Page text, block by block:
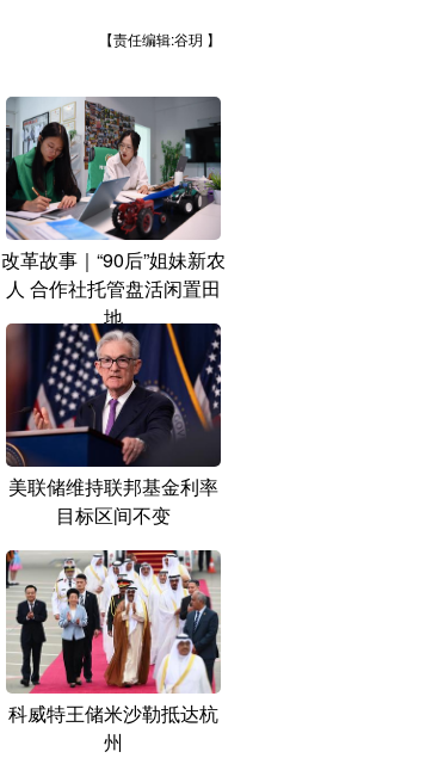
【责任编辑:谷玥 】
改革故事｜“90后”姐妹新农
人 合作社托管盘活闲置田
地
美联储维持联邦基金利率
目标区间不变
科威特王储米沙勒抵达杭
州